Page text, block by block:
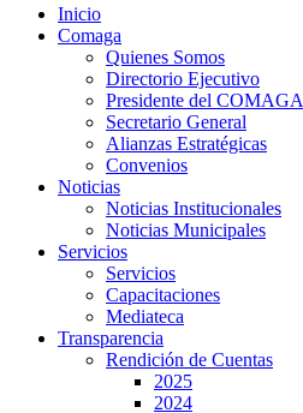
Inicio
Comaga
Quienes Somos
Directorio Ejecutivo
Presidente del COMAGA
Secretario General
Alianzas Estratégicas
Convenios
Noticias
Noticias Institucionales
Noticias Municipales
Servicios
Servicios
Capacitaciones
Mediateca
Transparencia
Rendición de Cuentas
2025
2024